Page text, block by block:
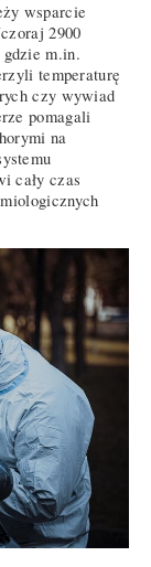
wsparcie
2900
gdzie m.in.
temperaturę
czy wywiad
pomagali
na
cały czas